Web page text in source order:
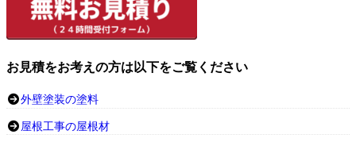
お見積をお考えの方は以下をご覧ください
外壁塗装の塗料
屋根工事の屋根材